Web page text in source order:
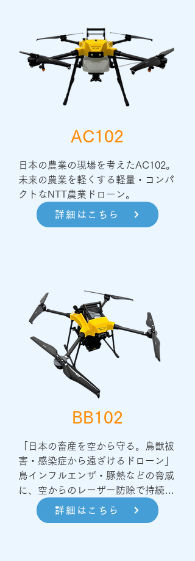
AC102
日本の農業の現場を考えたAC102。
未来の農業を軽くする軽量・コンパ
クトなNTT農業ドローン。
詳細はこちら
BB102
「日本の畜産を空から守る。鳥獣被
害・感染症から遠ざけるドローン」
鳥インフルエンザ・豚熱などの脅威
に、空からのレーザー防除で持続可
能な対策を。
詳細はこちら